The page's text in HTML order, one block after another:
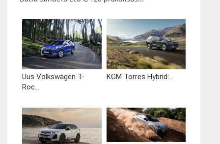
Uus Volkswagen T-
Roc...
KGM Torres Hybrid:...